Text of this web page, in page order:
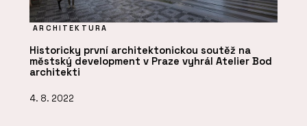
ARCHITEKTURA
Historicky první architektonickou soutěž na
městský development v Praze vyhrál Atelier Bod
architekti
4. 8. 2022